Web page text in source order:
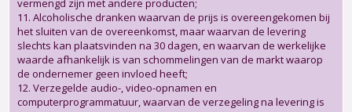
vermengd zijn met andere producten;
11. Alcoholische dranken waarvan de prijs is overeengekomen bij
het sluiten van de overeenkomst, maar waarvan de levering
slechts kan plaatsvinden na 30 dagen, en waarvan de werkelijke
waarde afhankelijk is van schommelingen van de markt waarop
de ondernemer geen invloed heeft;
12. Verzegelde audio-, video-opnamen en
computerprogrammatuur, waarvan de verzegeling na levering is